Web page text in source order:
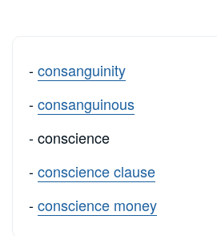
-consanguinity
-consanguinous
- conscience
-conscience clause
-conscience money